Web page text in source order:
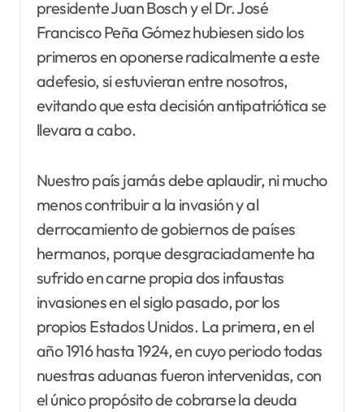
presidente Juan Bosch y el Dr. José
Francisco Peña Gómez hubiesen sido los
primeros en oponerse radicalmente a este
adefesio, si estuvieran entre nosotros,
evitando que esta decisión antipatriótica se
llevara a cabo.
Nuestro país jamás debe aplaudir, ni mucho
menos contribuir a la invasión y al
derrocamiento de gobiernos de países
hermanos, porque desgraciadamente ha
sufrido en carne propia dos infaustas
invasiones en el siglo pasado, por los
propios Estados Unidos. La primera, en el
año 1916 hasta 1924, en cuyo periodo todas
nuestras aduanas fueron intervenidas, con
el único propósito de cobrarse la deuda